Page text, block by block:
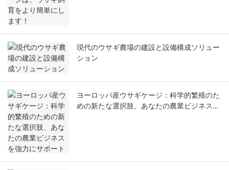
現代のウサギ農場の建設と設備構成ソリュー
ション
ヨーロッパ産ウサギケージ：科学的繁殖のた
めの新たな選択肢、あなたの農業ビジネスを